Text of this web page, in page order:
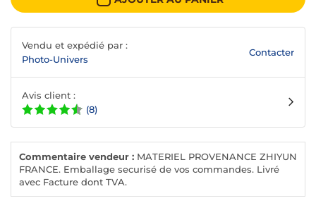
Vendu et expédié par :
Photo-Univers
Contacter
Avis client :
(8)
Commentaire vendeur : MATERIEL PROVENANCE ZHIYUN
FRANCE. Emballage securisé de vos commandes. Livré
avec Facture dont TVA.